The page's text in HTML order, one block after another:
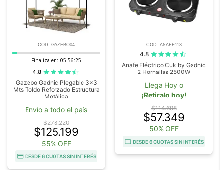
COD. GAZEBO04
Finaliza en: 05:56:23
4.8
Gazebo Gadnic Plegable 3x3
Mts Toldo Reforzado Estructura
Metálica
Envío a todo el país
$278.220
$125.199
55% OFF
DESDE 6 CUOTAS SIN INTERÉS
COD. ANAFE113
4.8
Anafe Eléctrico Cuk by Gadnic
2 Hornallas 2500W
Llega Hoy o
¡Retiralo hoy!
$114.698
$57.349
50% OFF
DESDE 6 CUOTAS SIN INTERÉS